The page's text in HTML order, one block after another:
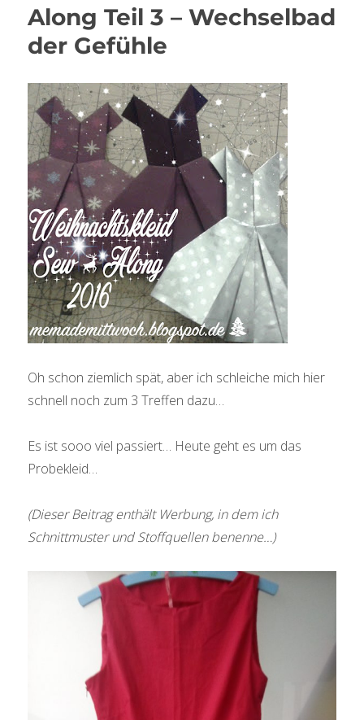
Along Teil 3 – Wechselbad
der Gefühle
Oh schon ziemlich spät, aber ich schleiche mich hier
schnell noch zum 3 Treffen dazu…
Es ist sooo viel passiert… Heute geht es um das
Probekleid…
(Dieser Beitrag enthält Werbung, in dem ich
Schnittmuster und Stoffquellen benenne…)